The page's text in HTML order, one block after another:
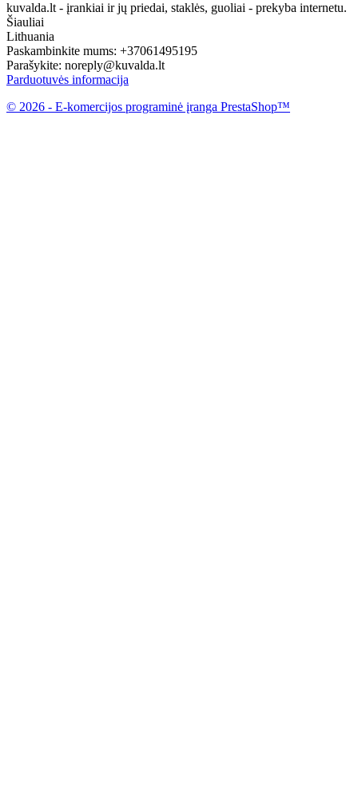
kuvalda.lt - įrankiai ir jų priedai, staklės, guoliai - prekyba internetu.
Šiauliai
Lithuania
Paskambinkite mums: +37061495195
Parašykite: noreply@kuvalda.lt
Parduotuvės informacija
© 2026 - E-komercijos programinė įranga PrestaShop™